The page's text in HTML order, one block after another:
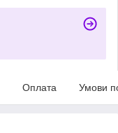
Оплата Умови